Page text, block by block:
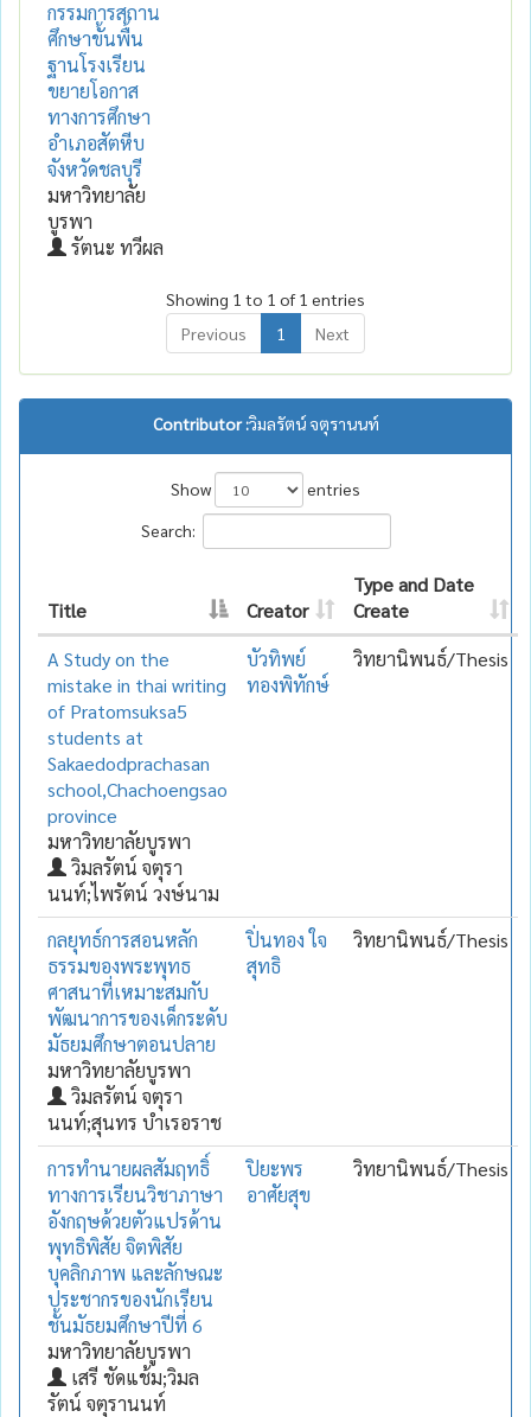
กรรมการสถาน
ศึกษาขั้นพื้น
ฐานโรงเรียน
ขยายโอกาส
ทางการศึกษา
อำเภอสัตหีบ
จังหวัดชลบุรี
มหาวิทยาลัย
บูรพา
รัตนะ ทวีผล
Showing 1 to 1 of 1 entries
Previous
1 Next
Contributor :วิมลรัตน์ จตุรานนท์
Show
entries
Search:
Title Creator
Type and Date
Create
A Study on the
mistake in thai writing
of Pratomsuksa5
students at
Sakaedodprachasan
school,Chachoengsao
province
มหาวิทยาลัยบูรพา
วิมลรัตน์ จตุรา
นนท์;ไพรัตน์ วงษ์นาม
บัวทิพย์
ทองพิทักษ์
วิทยานิพนธ์/Thesis
กลยุทธ์การสอนหลัก
ธรรมของพระพุทธ
ศาสนาที่เหมาะสมกับ
พัฒนาการของเด็กระดับ
มัธยมศึกษาตอนปลาย
มหาวิทยาลัยบูรพา
วิมลรัตน์ จตุรา
นนท์;สุนทร บำเรอราช
ปิ่นทอง ใจ
สุทธิ
วิทยานิพนธ์/Thesis
การทำนายผลสัมฤทธิ์
ทางการเรียนวิชาภาษา
อังกฤษด้วยตัวแปรด้าน
พุทธิพิสัย จิตพิสัย
บุคลิกภาพ และลักษณะ
ประชากรของนักเรียน
ชั้นมัธยมศึกษาปีที่ 6
มหาวิทยาลัยบูรพา
เสรี ชัดแช้ม;วิมล
รัตน์ จตุรานนท์
ปิยะพร
อาศัยสุข
วิทยานิพนธ์/Thesis